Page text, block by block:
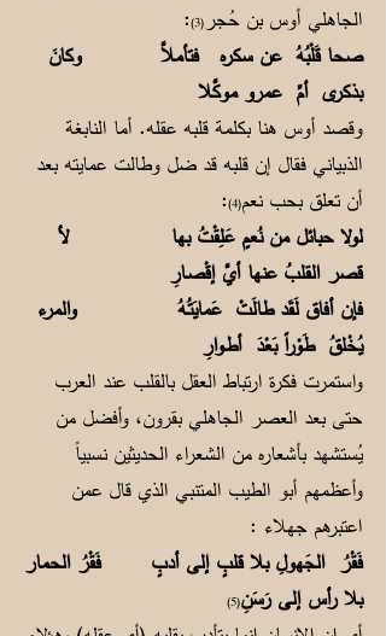
الجاهلي أوس بن حُجر(3)
:
صحا قَلْبُهُ عن سكره فتأملاَّ وكانَ
بذكرى أمِّ عمرو موكَّلا
وقصد أوس هنا بكلمة قلبه عقله. أما النابغة
الذبياني فقال إن قلبه قد ضل وطالت عمايته بعد
أن تعلق بحب نعم(4)
:
لولا حبائل من نُعمٍ عَلِقْتُ بها لأ
قصر القلبُ عنها أيَّ إقْصـارِ
فإن أفاق لَقَد طالَتْ عَمايَتُـهُ والمرء
يُخْلقُ طَوْراً بَعْدَ أطـوارِ
واستمرت فكرة ارتباط العقل بالقلب عند العرب
حتى بعد العصر الجاهلي بقرون، وأفضل من
يُستشهد بأشعاره من الشعراء الحديثين نسبياً
وأعظمهم أبو الطيب المتنبي الذي قال عمن
اعتبرهم جهلاء :
فَقْرُ الجَهولِ بلا قلبٍ إلى أدبٍ فَقْرُ الحمار
بلا رأس إلى رَسَنِ(5)